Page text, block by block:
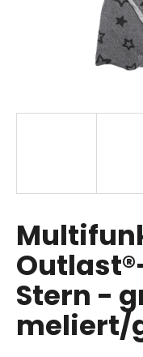
Stern -
meliert/
p
f
e
h
l
e
n